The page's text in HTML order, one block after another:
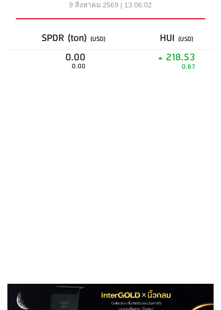
9 สิงหาคม 2569 | 13:06:02
SPDR (ton) (USD) HUI (USD)
0.00
0.00
218.53
0.67